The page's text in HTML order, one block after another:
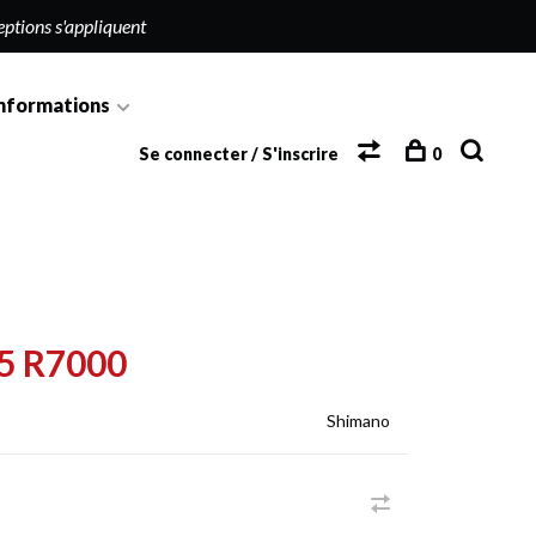
s'appliquent
Se connecter / S'inscrire 0
R7000
Shimano